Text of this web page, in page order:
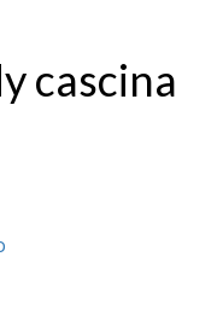
cascina